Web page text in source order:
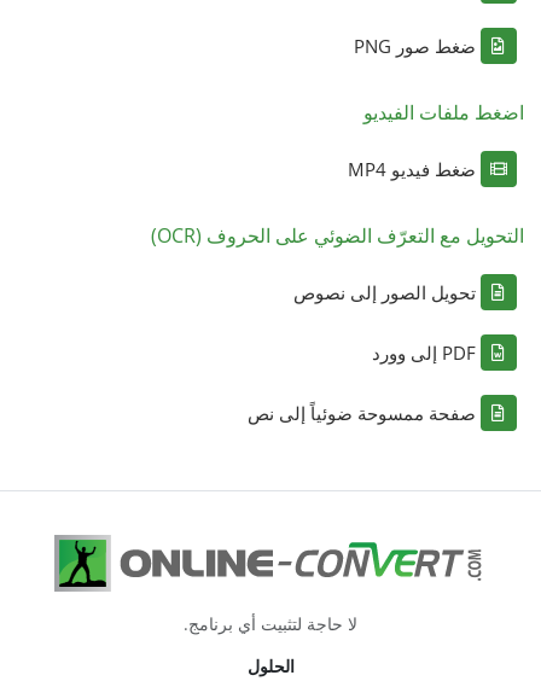
ضغط صور PNG
اضغط ملفات الفيديو
ضغط فيديو MP4
التحويل مع التعرّف الضوئي على الحروف (OCR)
تحويل الصور إلى نصوص
PDF إلى وورد
صفحة ممسوحة ضوئياً إلى نص
لا حاجة لتثبيت أي برنامج.
الحلول